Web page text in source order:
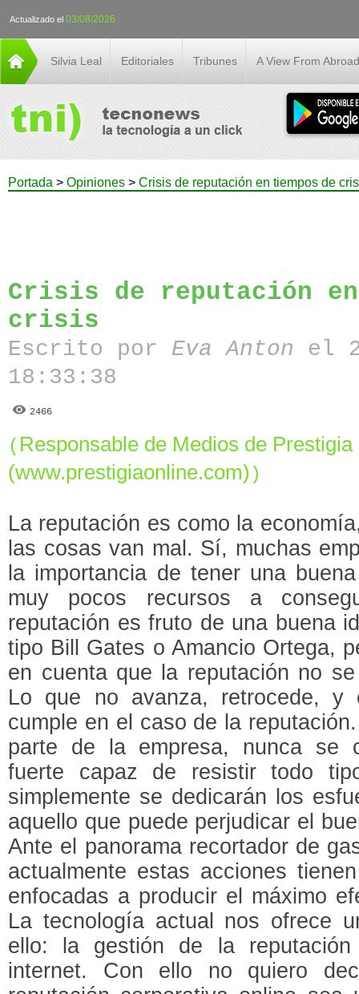
Actualizado el 03/08/2026
Silvia Leal Editoriales Tribunes A View From Abroad
Portada > Opiniones > Crisis de reputación en tiempos de
Crisis de reputación
crisis
Escrito por Eva Anton el
18:33:38
2466
( Responsable de Medios de Prestigia
(www.prestigiaonline.com) )
La reputación es como la
las cosas van mal. Sí, muchas
la importancia de tener una
muy pocos recursos a
reputación es fruto de una buena
tipo Bill Gates o Amancio Ortega,
en cuenta que la reputación no
Lo que no avanza, retrocede, y
cumple en el caso de la
parte de la empresa, nunca se
fuerte capaz de resistir todo
simplemente se dedicarán los
aquello que puede perjudicar el
Ante el panorama recortador de
actualmente estas acciones
enfocadas a producir el máximo
La tecnología actual nos ofrece
ello: la gestión de la
internet. Con ello no quiero